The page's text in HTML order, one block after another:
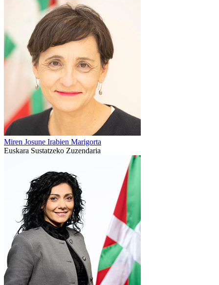
Miren Josune Irabien Marigorta
Euskara Sustatzeko Zuzendaria